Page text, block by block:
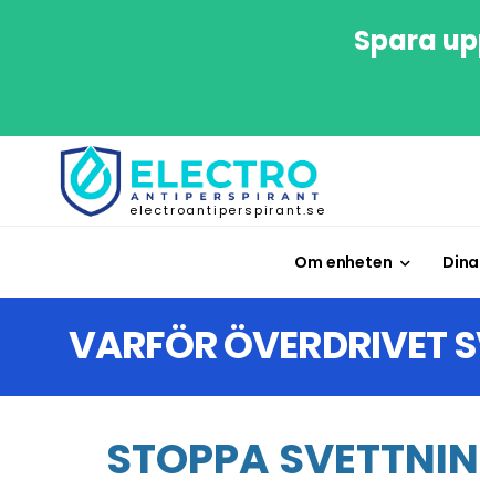
Spara
electroantiperspirant.se
Om enheten
VARFÖR ÖVERDRIVET
STOPPA